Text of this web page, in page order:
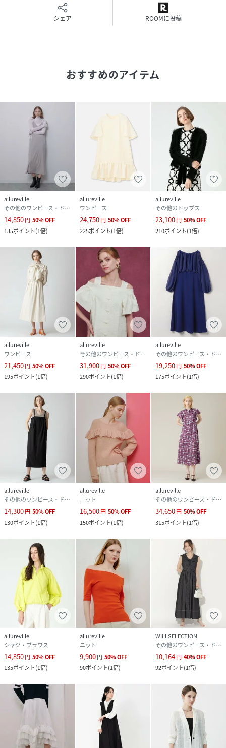
シェア ROOMに投稿
おすすめのアイテム
allureville
その他のワンピース・ドレス
14,850円 50%OFF
135ポイント(1倍)
allureville
ワンピース
24,750円 50%OFF
225ポイント(1倍)
allureville
その他のトップス
23,100円 50%OFF
210ポイント(1倍)
allureville
ワンピース
21,450円 50%OFF
195ポイント(1倍)
allureville
その他のワンピース・ドレス
31,900円 50%OFF
290ポイント(1倍)
allureville
その他のワンピース・ドレス
19,250円 50%OFF
175ポイント(1倍)
allureville
その他のワンピース・ドレス
14,300円 50%OFF
130ポイント(1倍)
allureville
ニット
16,500円 50%OFF
150ポイント(1倍)
allureville
その他のワンピース・ドレス
34,650円 50%OFF
315ポイント(1倍)
allureville
シャツ・ブラウス
14,850円 50%OFF
135ポイント(1倍)
allureville
ニット
9,900円 50%OFF
90ポイント(1倍)
WILLSELECTION
その他のワンピース・ドレス
10,164円 40%OFF
92ポイント(1倍)